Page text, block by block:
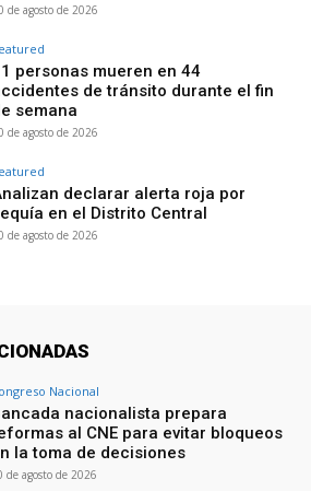
de agosto de 2026
personas mueren en 44
de tránsito durante el fin
semana
de agosto de 2026
declarar alerta roja por
en el Distrito Central
de agosto de 2026
Nacional
nacionalista prepara
al CNE para evitar bloqueos
la toma de decisiones
de agosto de 2026